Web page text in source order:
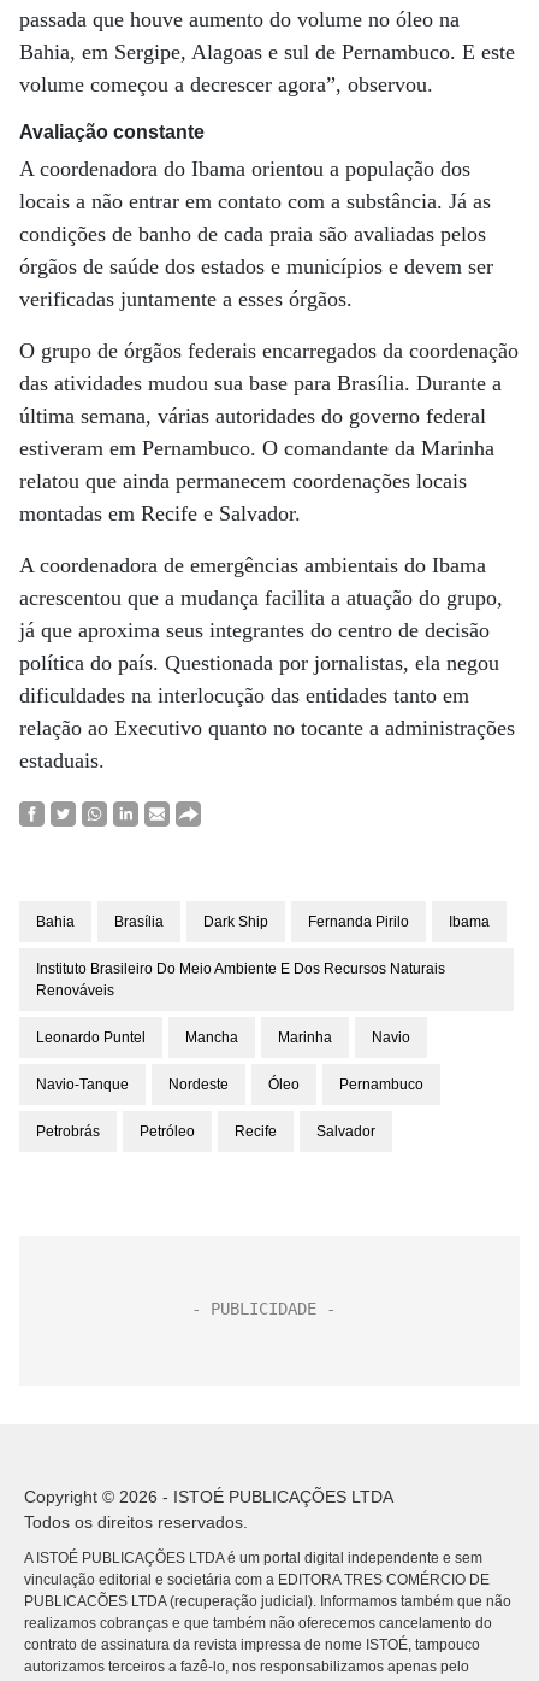
passada que houve aumento do volume no óleo na
Bahia, em Sergipe, Alagoas e sul de Pernambuco. E este
volume começou a decrescer agora”, observou.
Avaliação constante
A coordenadora do Ibama orientou a população dos
locais a não entrar em contato com a substância. Já as
condições de banho de cada praia são avaliadas pelos
órgãos de saúde dos estados e municípios e devem ser
verificadas juntamente a esses órgãos.
O grupo de órgãos federais encarregados da coordenação
das atividades mudou sua base para Brasília. Durante a
última semana, várias autoridades do governo federal
estiveram em Pernambuco. O comandante da Marinha
relatou que ainda permanecem coordenações locais
montadas em Recife e Salvador.
A coordenadora de emergências ambientais do Ibama
acrescentou que a mudança facilita a atuação do grupo,
já que aproxima seus integrantes do centro de decisão
política do país. Questionada por jornalistas, ela negou
dificuldades na interlocução das entidades tanto em
relação ao Executivo quanto no tocante a administrações
estaduais.
Bahia Brasília Dark Ship Fernanda Pirilo Ibama
Instituto Brasileiro Do Meio Ambiente E Dos Recursos Naturais
Renováveis
Leonardo Puntel Mancha Marinha Navio
Navio-Tanque Nordeste Óleo Pernambuco
Petrobrás Petróleo Recife Salvador
Copyright © 2026 - ISTOÉ PUBLICAÇÕES LTDA
Todos os direitos reservados.
A ISTOÉ PUBLICAÇÕES LTDA é um portal digital independente e sem
vinculação editorial e societária com a EDITORA TRES COMÉRCIO DE
PUBLICACÕES LTDA (recuperação judicial). Informamos também que não
realizamos cobranças e que também não oferecemos cancelamento do
contrato de assinatura da revista impressa de nome ISTOÉ, tampouco
autorizamos terceiros a fazê-lo, nos responsabilizamos apenas pelo